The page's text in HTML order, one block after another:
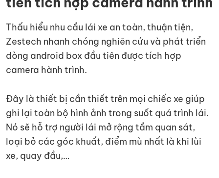
Thấu hiểu nhu cầu lái xe an toàn, thuận tiện,
Zestech nhanh chóng nghiên cứu và phát triển
dòng android box đầu tiên được tích hợp
camera hành trình.
Đây là thiết bị cần thiết trên mọi chiếc xe giúp
ghi lại toàn bộ hình ảnh trong suốt quá trình lái.
Nó sẽ hỗ trợ người lái mở rộng tầm quan sát,
loại bỏ các góc khuất, điểm mù nhất là khi lùi
xe, quay đầu,…